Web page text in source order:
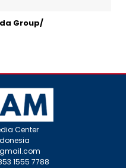
Group/
Center
1555 7788